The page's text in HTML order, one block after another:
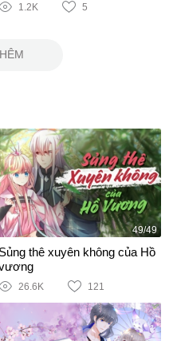
1.2K 5
49/49
Sủng thê xuyên không của Hồ
26.6K 121